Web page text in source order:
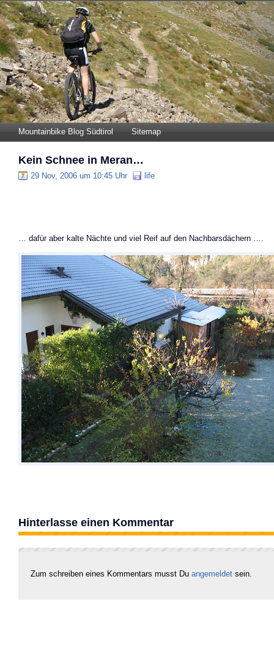
Mountainbike Blog Südtirol Sitemap
Kein Schnee in Meran…
29 Nov, 2006 um 10:45 Uhr life
… dafür aber kalte Nächte und viel Reif auf den Nachbarsdächern ….
Hinterlasse einen Kommentar
Zum schreiben eines Kommentars musst Du angemeldet sein.